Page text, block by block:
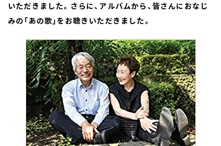
いただきました。さらに、アルバムから、皆さんにおなじ
みの「あの歌」をお聴きいただきました。